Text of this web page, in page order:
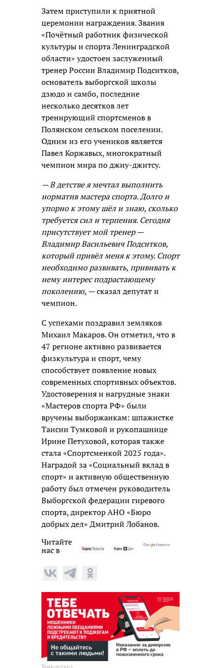
Затем приступили к приятной
церемонии награждения. Звания
«Почётный работник физической
культуры и спорта Ленинградской
области» удостоен заслуженный
тренер России Владимир Подситков,
основатель выборгской школы
дзюдо и самбо, последние
несколько десятков лет
тренирующий спортсменов в
Полянском сельском поселении.
Одним из его учеников является
Павел Коржавых, многократный
чемпион мира по джиу-джитсу.
— В детстве я мечтал выполнить
норматив мастера спорта. Долго и
упорно к этому шёл и знаю, сколько
требуется сил и терпения. Сегодня
присутствует мой тренер —
Владимир Васильевич Подситков,
который привёл меня к этому. Спорт
необходимо развивать, прививать к
нему интерес подрастающему
поколению, — сказал депутат и
чемпион.
С успехами поздравил земляков
Михаил Макаров. Он отметил, что в
47 регионе активно развивается
физкультура и спорт, чему
способствует появление новых
современных спортивных объектов.
Удостоверения и нагрудные знаки
«Мастеров спорта РФ» были
вручены выборжанкам: шпажистке
Таисии Тумковой и рукопашнице
Ирине Петуховой, которая также
стала «Спортсменкой 2025 года».
Наградой за «Социальный вклад в
спорт» и активную общественную
работу был отмечен руководитель
Выборгской федерации гиревого
спорта, директор АНО «Бюро
добрых дел» Дмитрий Лобанов.
Читайте
нас в